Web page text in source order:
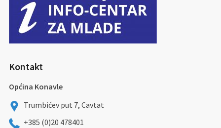
Kontakt
Općina Konavle
Trumbićev put 7, Cavtat
+385 (0)20 478401